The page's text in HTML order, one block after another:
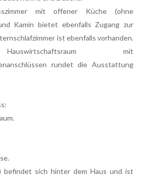
mit offener Küche (ohne
Kamin bietet ebenfalls Zugang zur
ist ebenfalls vorhanden.
mit
rundet die Ausstattung
befindet sich hinter dem Haus und ist